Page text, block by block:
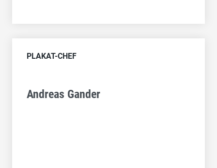
PLAKAT-CHEF
Andreas Gander